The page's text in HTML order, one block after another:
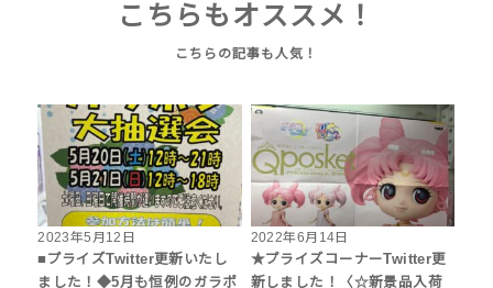
こちらもオススメ！
2023年5月12日
■プライズTwitter更新いたし
ました！◆5月も恒例のガラポ
2022年6月14日
★プライズコーナーTwitter更
新しました！〈☆新景品入荷